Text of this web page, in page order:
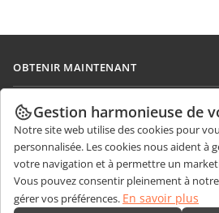
OBTENIR MAINTENANT
Docs
DocSpace
Workspace
Connecteurs
Applications de bureau
COLLABORATION
Pour les contributeurs
Pour les traducteurs
Pour les influenceurs
OBTENIR DES NOUVELLES
Blog
OBTENIR DE L'AIDE
Forum
Gestion harmonieuse de
Notre site web utilise des cookies pour
personnalisée. Les cookies nous aident à
votre navigation et à permettre un
Vous pouvez consentir pleinement à
gérer vos préférences. En savoir plus